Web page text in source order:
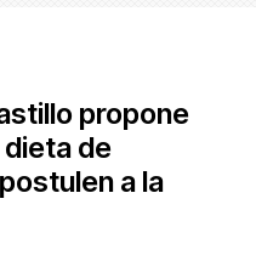
propone
dieta de
a la